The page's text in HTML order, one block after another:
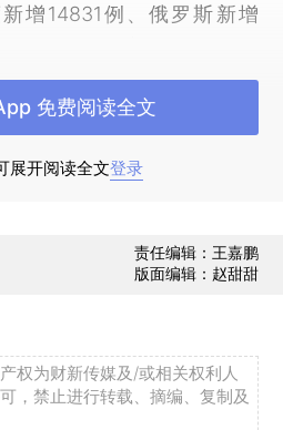
增14831例、俄罗斯新增
新增3598例、孟加拉国新
例、巴基斯坦新增2828
个国家（地区），在全球
国家（地区）分别增至123
国家确诊病例超5万例，美
（254936例）、西班牙
（242355例）、意大利
展开阅读全文登录
免费阅读全文
责任编辑：王嘉鹏
版面编辑：赵甜甜
权为财新传媒及/或相关权利人
，禁止进行转载、摘编、复制及